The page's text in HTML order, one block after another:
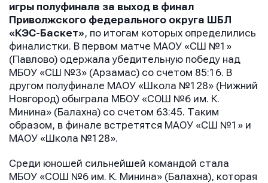
игры полуфинала за выход в финал
Приволжского федерального округа ШБЛ
«КЭС-Баскет», по итогам которых определились
финалистки. В первом матче МАОУ «СШ №1»
(Павлово) одержала убедительную победу над
МБОУ «СШ №3» (Арзамас) со счетом 85:16. В
другом полуфинале МАОУ «Школа №128» (Нижний
Новгород) обыграла МБОУ «СОШ №6 им. К.
Минина» (Балахна) со счетом 63:45. Таким
образом, в финале встретятся МАОУ «СШ №1» и
МАОУ «Школа №128».
Среди юношей сильнейшей командой стала
МБОУ «СОШ №6 им. К. Минина» (Балахна), которая